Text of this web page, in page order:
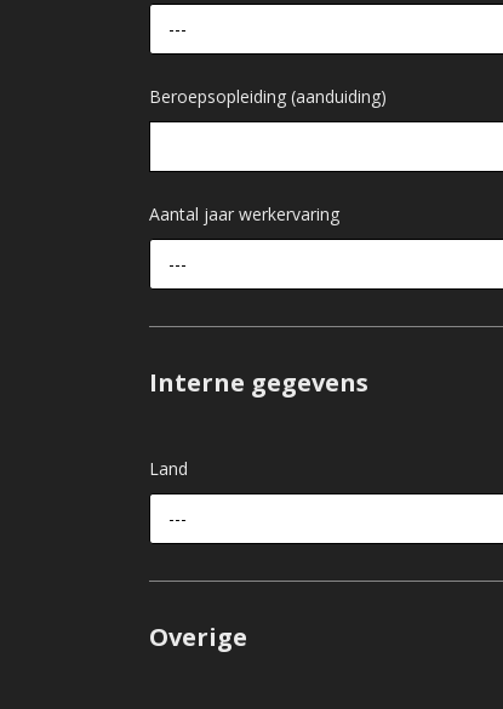
---
Beroepsopleiding (aanduiding)
Aantal jaar werkervaring
---
Interne gegevens
Land
---
Overige